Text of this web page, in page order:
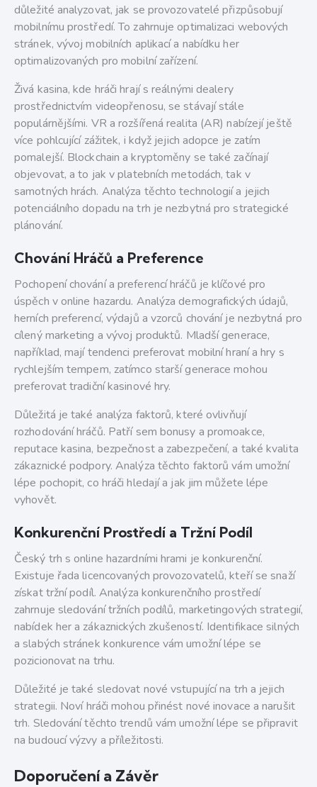
důležité analyzovat, jak se provozovatelé přizpůsobují
mobilnímu prostředí. To zahrnuje optimalizaci webových
stránek, vývoj mobilních aplikací a nabídku her
optimalizovaných pro mobilní zařízení.
Živá kasina, kde hráči hrají s reálnými dealery
prostřednictvím videopřenosu, se stávají stále
populárnějšími. VR a rozšířená realita (AR) nabízejí ještě
více pohlcující zážitek, i když jejich adopce je zatím
pomalejší. Blockchain a kryptoměny se také začínají
objevovat, a to jak v platebních metodách, tak v
samotných hrách. Analýza těchto technologií a jejich
potenciálního dopadu na trh je nezbytná pro strategické
plánování.
Chování Hráčů a Preference
Pochopení chování a preferencí hráčů je klíčové pro
úspěch v online hazardu. Analýza demografických údajů,
herních preferencí, výdajů a vzorců chování je nezbytná pro
cílený marketing a vývoj produktů. Mladší generace,
například, mají tendenci preferovat mobilní hraní a hry s
rychlejším tempem, zatímco starší generace mohou
preferovat tradiční kasinové hry.
Důležitá je také analýza faktorů, které ovlivňují
rozhodování hráčů. Patří sem bonusy a promoakce,
reputace kasina, bezpečnost a zabezpečení, a také kvalita
zákaznické podpory. Analýza těchto faktorů vám umožní
lépe pochopit, co hráči hledají a jak jim můžete lépe
vyhovět.
Konkurenční Prostředí a Tržní Podíl
Český trh s online hazardními hrami je konkurenční.
Existuje řada licencovaných provozovatelů, kteří se snaží
získat tržní podíl. Analýza konkurenčního prostředí
zahrnuje sledování tržních podílů, marketingových strategií,
nabídek her a zákaznických zkušeností. Identifikace silných
a slabých stránek konkurence vám umožní lépe se
pozicionovat na trhu.
Důležité je také sledovat nové vstupující na trh a jejich
strategii. Noví hráči mohou přinést nové inovace a narušit
trh. Sledování těchto trendů vám umožní lépe se připravit
na budoucí výzvy a příležitosti.
Doporučení a Závěr